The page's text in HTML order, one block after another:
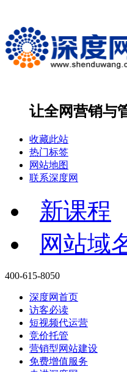
让全网营销与
收藏此站
热门标签
网站地图
联系深度网
新课程
网站域
400-615-8050
深度网首页
访客必读
短视频代运营
竞价托管
营销型网站建设
免费增值服务